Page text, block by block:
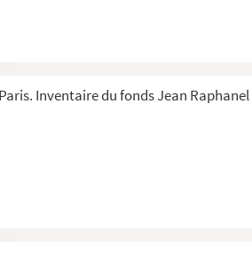
Inventaire du fonds Jean Raphanel